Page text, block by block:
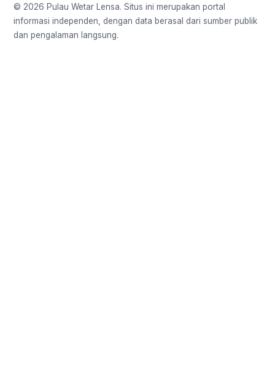
© 2026 Pulau Wetar Lensa. Situs ini merupakan portal
informasi independen, dengan data berasal dari sumber publik
dan pengalaman langsung.